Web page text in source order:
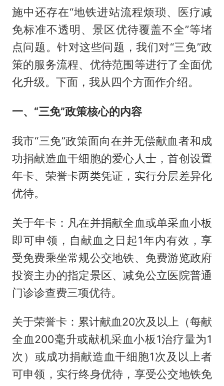
施中还存在“地铁进站流程烦琐、医疗减
免标准不透明、景区优待覆盖不全”等堵
点问题。针对这些问题，我们对“三免”政
策的服务流程、优待范围等进行了全面优
化升级。下面，我从四个方面作介绍。
一、“三免”政策核心的内容
我市“三免”政策面向在并无偿献血者和成
功捐献造血干细胞的爱心人士，首创设置
年卡、荣誉卡两类凭证，实行分层差异化
优待。
关于年卡：凡在并捐献全血或单采血小板
即可申领，自献血之日起1年内有效，享
受免费乘坐常规公交地铁、免费游览政府
投资主办的指定景区、减免公立医院普通
门诊诊查费三项优待。
关于荣誉卡：累计献血20次及以上（每献
全血200毫升或献机采血小板1治疗量为1
次）或成功捐献造血干细胞1次及以上者
可申领，实行终身优待，享受公交地铁免